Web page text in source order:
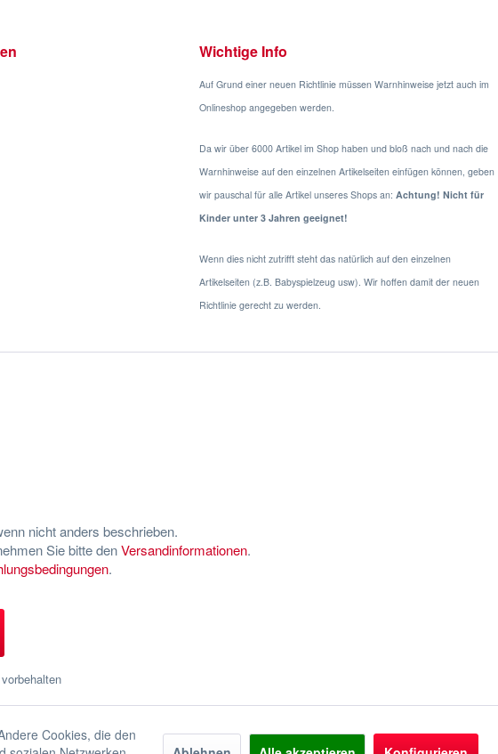
Wichtige Info
Auf Grund einer neuen Richtlinie müssen Warnhinweise jetzt auch im
Onlineshop angegeben werden.
Da wir über 6000 Artikel im Shop haben und bloß nach und nach die
Warnhinweise auf den einzelnen Artikelseiten einfügen können, geben
wir pauschal für alle Artikel unseres Shops an: Achtung! Nicht für
Kinder unter 3 Jahren geeignet!
Wenn dies nicht zutrifft steht das natürlich auf den einzelnen
Artikelseiten (z.B. Babyspielzeug usw). Wir hoffen damit der neuen
Richtlinie gerecht zu werden.
nicht anders beschrieben.
Sie bitte denVersandinformationen.
.
Cookies, die den